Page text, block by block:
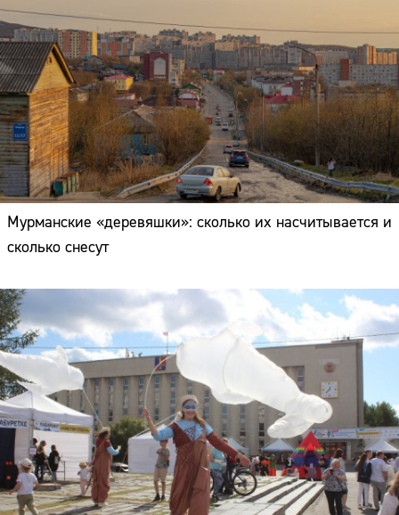
Мурманские «деревяшки»: сколько их насчитывается и
сколько снесут